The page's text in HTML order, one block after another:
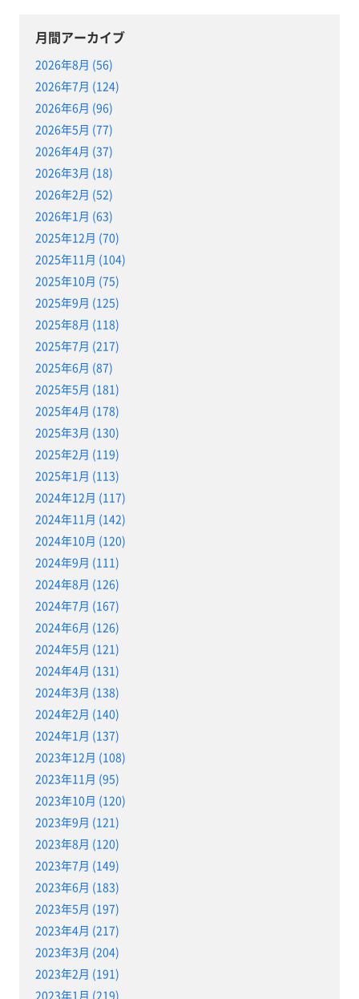
月間アーカイブ
2026年8月 (56)
2026年7月 (124)
2026年6月 (96)
2026年5月 (77)
2026年4月 (37)
2026年3月 (18)
2026年2月 (52)
2026年1月 (63)
2025年12月 (70)
2025年11月 (104)
2025年10月 (75)
2025年9月 (125)
2025年8月 (118)
2025年7月 (217)
2025年6月 (87)
2025年5月 (181)
2025年4月 (178)
2025年3月 (130)
2025年2月 (119)
2025年1月 (113)
2024年12月 (117)
2024年11月 (142)
2024年10月 (120)
2024年9月 (111)
2024年8月 (126)
2024年7月 (167)
2024年6月 (126)
2024年5月 (121)
2024年4月 (131)
2024年3月 (138)
2024年2月 (140)
2024年1月 (137)
2023年12月 (108)
2023年11月 (95)
2023年10月 (120)
2023年9月 (121)
2023年8月 (120)
2023年7月 (149)
2023年6月 (183)
2023年5月 (197)
2023年4月 (217)
2023年3月 (204)
2023年2月 (191)
2023年1月 (219)